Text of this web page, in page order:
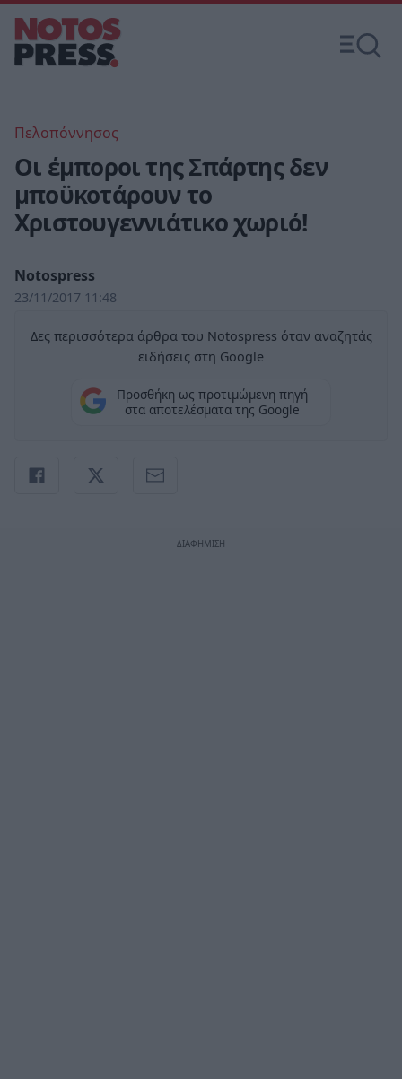
Πελοπόννησος
Οι έμποροι της Σπάρτης δεν
μποϋκοτάρουν το
Χριστουγεννιάτικο χωριό!
Notospress
23/11/2017 11:48
Δες περισσότερα άρθρα του Notospress όταν αναζητάς
ειδήσεις στη Google
Προσθήκη ως προτιμώμενη πηγή
στα αποτελέσματα της Google